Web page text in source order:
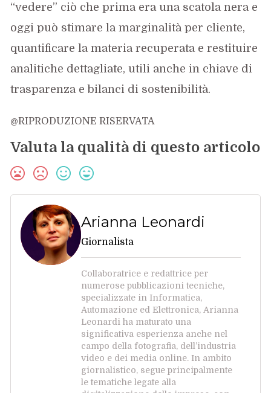
“vedere” ciò che prima era una scatola nera e
oggi può stimare la marginalità per cliente,
quantificare la materia recuperata e restituire
analitiche dettagliate, utili anche in chiave di
trasparenza e bilanci di sostenibilità.
@RIPRODUZIONE RISERVATA
Valuta la qualità di questo articolo
Arianna Leonardi
Giornalista
Collaboratrice e redattrice per
numerose pubblicazioni tecniche,
specializzate in Informatica,
Automazione ed Elettronica, Arianna
Leonardi ha maturato una
significativa esperienza anche nel
campo della fotografia, dell’industria
video e dei media online. In ambito
giornalistico, segue principalmente
le tematiche legate alla